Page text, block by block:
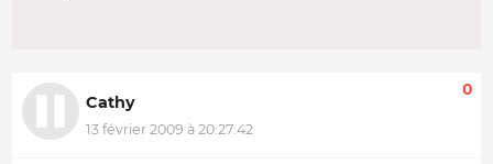
Cathy
13 février 2009 à 20:27:42
0